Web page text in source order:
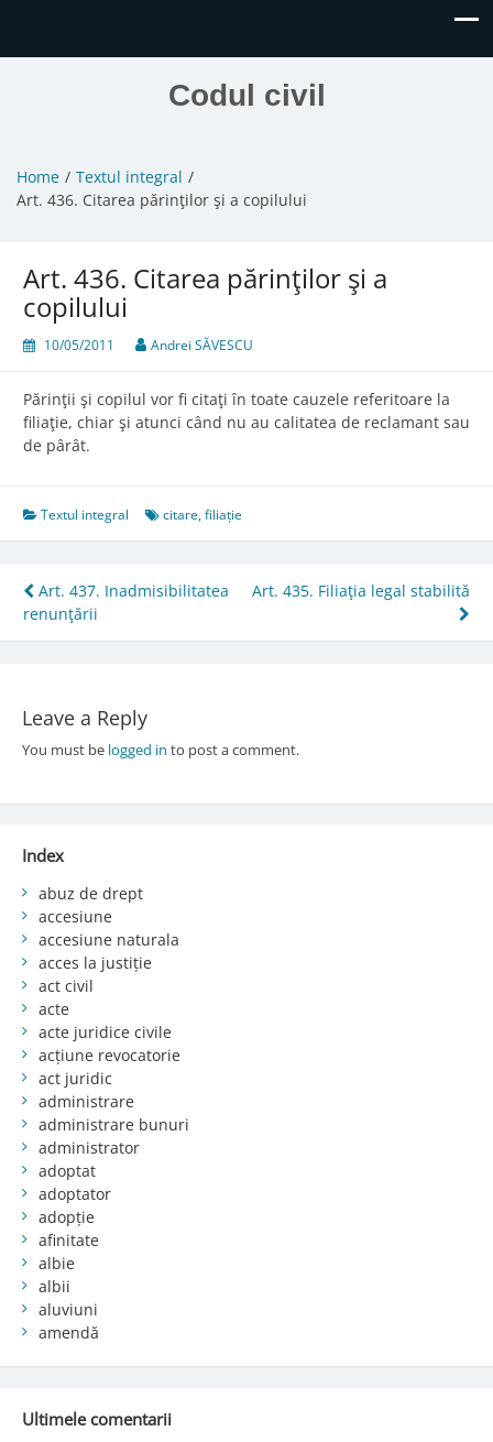
Codul civil
Home
Textul integral
Art. 436. Citarea părinţilor şi a copilului
Art. 436. Citarea părinţilor şi a
copilului
10/05/2011 Andrei SĂVESCU
Părinţii şi copilul vor fi citaţi în toate cauzele referitoare la
filiaţie, chiar şi atunci când nu au calitatea de reclamant sau
de pârât.
Textul integral citare,filiație
Post
navigation
Art. 437. Inadmisibilitatea
renunţării
Art. 435. Filiaţia legal stabilită
Leave a Reply
You must be logged in to post a comment.
Index
abuz de drept
accesiune
accesiune naturala
acces la justiție
act civil
acte
acte juridice civile
acțiune revocatorie
act juridic
administrare
administrare bunuri
administrator
adoptat
adoptator
adopție
afinitate
albie
albii
aluviuni
amendă
Ultimele comentarii